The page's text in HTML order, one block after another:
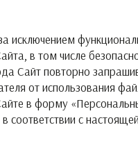
в том числе
Сайт повторно
от использования
в форму
соответствии с